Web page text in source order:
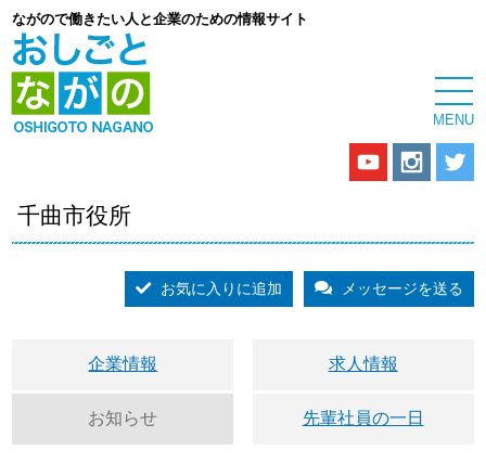
ながので働きたい人と企業のための情報サイト
千曲市役所
お気に入りに追加 メッセージを送る
企業情報 求人情報
お知らせ 先輩社員の一日